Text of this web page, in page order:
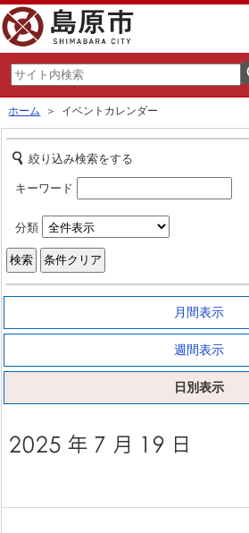
ホーム ＞ イベントカレンダー
絞り込み検索をする
キーワード
分類
月間表示
週間表示
日別表示